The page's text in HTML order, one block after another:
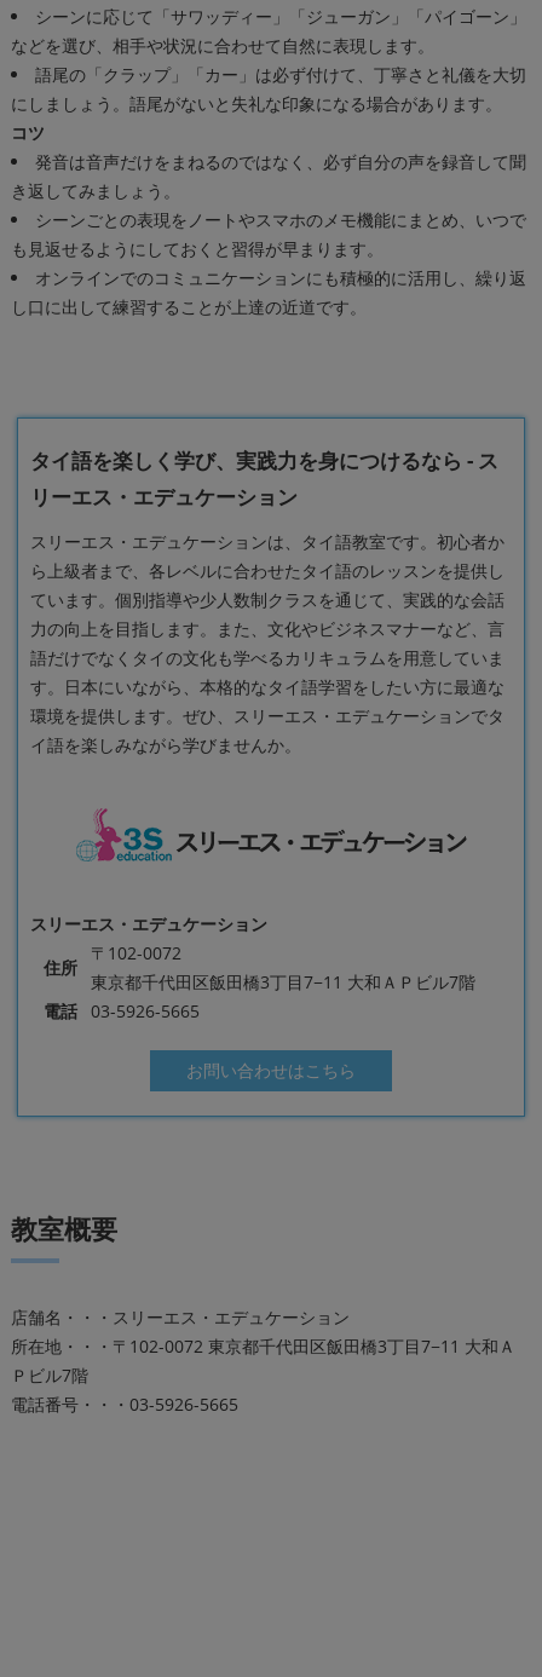
シーンに応じて「サワッディー」「ジューガン」「パイゴーン」
などを選び、相手や状況に合わせて自然に表現します。
語尾の「クラップ」「カー」は必ず付けて、丁寧さと礼儀を大切
にしましょう。語尾がないと失礼な印象になる場合があります。
コツ
発音は音声だけをまねるのではなく、必ず自分の声を録音して聞
き返してみましょう。
シーンごとの表現をノートやスマホのメモ機能にまとめ、いつで
も見返せるようにしておくと習得が早まります。
オンラインでのコミュニケーションにも積極的に活用し、繰り返
し口に出して練習することが上達の近道です。
タイ語を楽しく学び、実践力を身につけるなら - ス
リーエス・エデュケーション
スリーエス・エデュケーションは、タイ語教室です。初心者か
ら上級者まで、各レベルに合わせたタイ語のレッスンを提供し
ています。個別指導や少人数制クラスを通じて、実践的な会話
力の向上を目指します。また、文化やビジネスマナーなど、言
語だけでなくタイの文化も学べるカリキュラムを用意していま
す。日本にいながら、本格的なタイ語学習をしたい方に最適な
環境を提供します。ぜひ、スリーエス・エデュケーションでタ
イ語を楽しみながら学びませんか。
スリーエス・エデュケーション
住所
〒102-0072
東京都千代田区飯田橋3丁目7−11 大和ＡＰビル7階
電話 03-5926-5665
お問い合わせはこちら
教室概要
店舗名・・・スリーエス・エデュケーション
所在地・・・〒102-0072 東京都千代田区飯田橋3丁目7−11 大和Ａ
Ｐビル7階
電話番号・・・03-5926-5665